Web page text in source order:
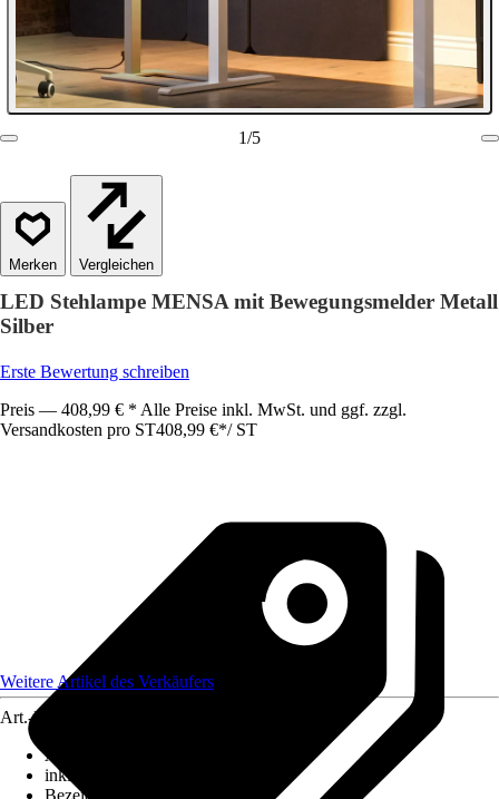
1/5
Vergleichen
LED Stehlampe MENSA mit Bewegungsmelder Metall
Silber
Erste Bewertung schreiben
Preis — 408,99 € * Alle Preise inkl. MwSt. und ggf. zzgl.
Versandkosten pro ST408,99 €*/ ST
Weitere Artikel des Verkäufers
Art.-Nr.
Ausführung
inklusive Leuchtmittel
Bezeichnung Fassung